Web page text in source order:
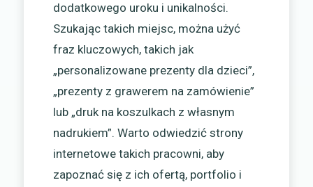
dodatkowego uroku i unikalności.
Szukając takich miejsc, można użyć
fraz kluczowych, takich jak
„personalizowane prezenty dla dzieci”,
„prezenty z grawerem na zamówienie”
lub „druk na koszulkach z własnym
nadrukiem”. Warto odwiedzić strony
internetowe takich pracowni, aby
zapoznać się z ich ofertą, portfolio i